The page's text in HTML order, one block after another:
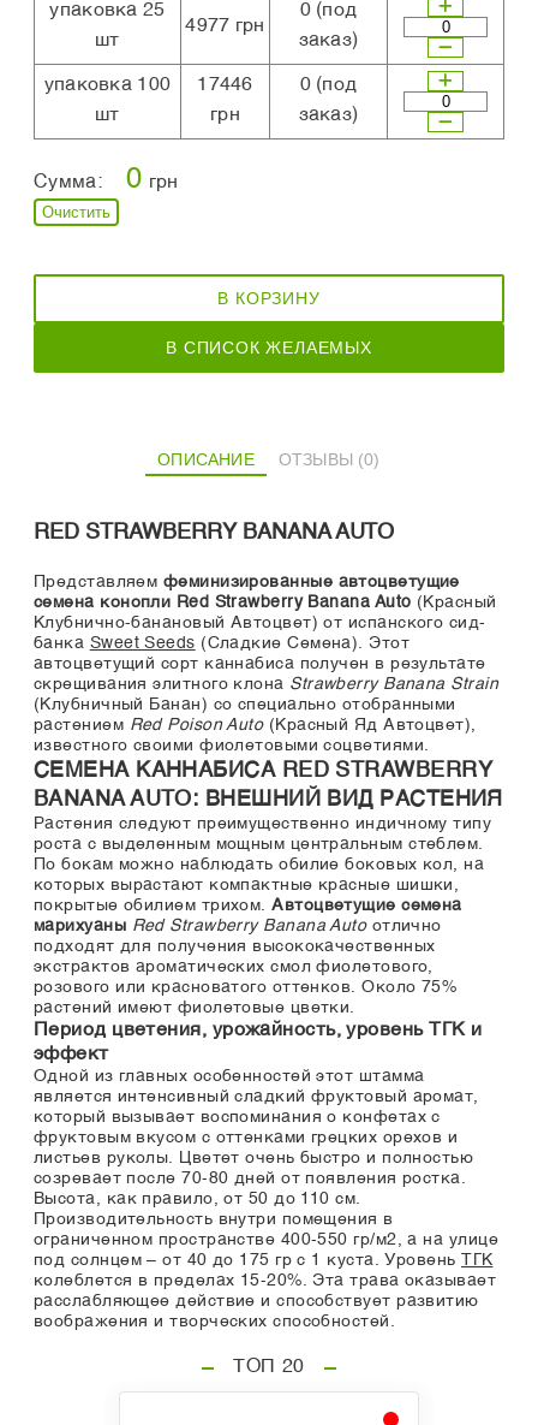
упаковка 25
шт
4977 грн
0(под
заказ)
упаковка 100
шт
17446
грн
0(под
заказ)
Сумма: 0 грн
Очистить
В КОРЗИНУ
В СПИСОК ЖЕЛАЕМЫХ
ОПИСАНИЕ ОТЗЫВЫ (0)
RED STRAWBERRY BANANA AUTO
Представляем феминизированные автоцветущие
семена конопли Red Strawberry Banana Auto (Красный
Клубнично-банановый Автоцвет) от испанского сид-
банка Sweet Seeds (Сладкие Семена). Этот
автоцветущий сорт каннабиса получен в результате
скрещивания элитного клона Strawberry Banana Strain
(Клубничный Банан) со специально отобранными
растением Red Poison Auto(Красный Яд Автоцвет),
известного своими фиолетовыми соцветиями.
СЕМЕНА КАННАБИСА RED STRAWBERRY
BANANA AUTO: ВНЕШНИЙ ВИД РАСТЕНИЯ
Растения следуют преимущественно индичному типу
роста с выделенным мощным центральным стеблем.
По бокам можно наблюдать обилие боковых кол, на
которых вырастают компактные красные шишки,
покрытые обилием трихом.Автоцветущие семена
марихуаны Red Strawberry Banana Autoотлично
подходят для получения высококачественных
экстрактов ароматических смол фиолетового,
розового или красноватого оттенков. Около 75%
растений имеют фиолетовые цветки.
Период цветения, урожайность, уровень ТГК и
эффект
Одной из главных особенностей этот штамма
является интенсивный сладкий фруктовый аромат,
который вызывает воспоминания о конфетах с
фруктовым вкусом с оттенками грецких орехов и
листьев руколы. Цветет очень быстро и полностью
созревает после 70-80 дней от появления ростка.
Высота, как правило, от 50 до 110 см.
Производительность внутри помещения в
ограниченном пространстве 400-550 гр/м2, а на улице
под солнцем – от 40 до 175 гр с 1 куста. Уровень
ТГК
колеблется в пределах 15-20%. Эта трава оказывает
расслабляющее действие и способствует развитию
воображения и творческих способностей.
ТОП 20